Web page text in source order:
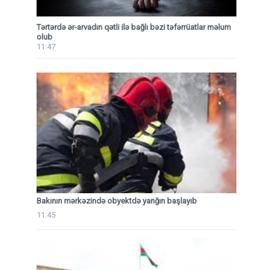
Tərtərdə ər-arvadın qətli ilə bağlı bəzi təfərrüatlar məlum
olub
11:47
Bakının mərkəzində obyektdə yanğın başlayıb
11:45